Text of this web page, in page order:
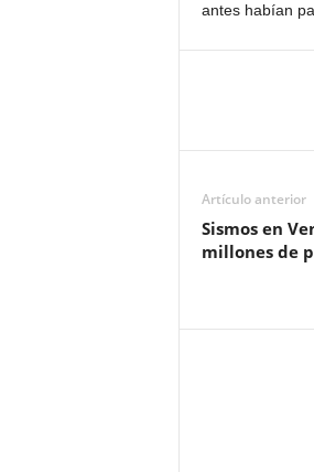
antes habían
Artículo anterior
Sismos en
millones de